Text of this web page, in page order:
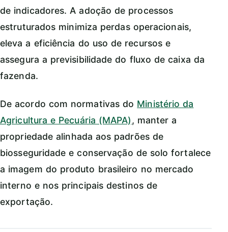
de indicadores. A adoção de processos
estruturados minimiza perdas operacionais,
eleva a eficiência do uso de recursos e
assegura a previsibilidade do fluxo de caixa da
fazenda.
De acordo com normativas do Ministério da
Agricultura e Pecuária (MAPA), manter a
propriedade alinhada aos padrões de
biosseguridade e conservação de solo fortalece
a imagem do produto brasileiro no mercado
interno e nos principais destinos de
exportação.